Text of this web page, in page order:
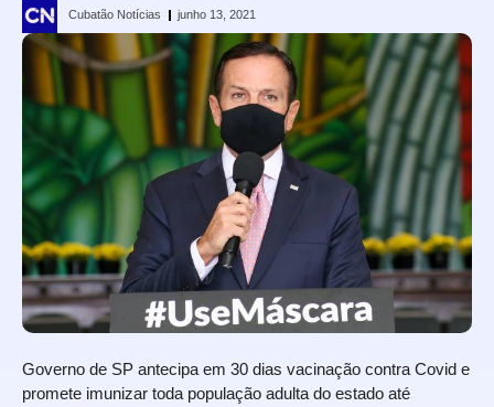
Cubatão Notícias junho 13, 2021
Governo de SP antecipa em 30 dias vacinação contra Covid e
promete imunizar toda população adulta do estado até